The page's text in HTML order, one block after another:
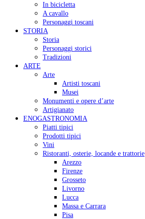
In bicicletta
A cavallo
Personaggi toscani
STORIA
Storia
Personaggi storici
Tradizioni
ARTE
Arte
Artisti toscani
Musei
Monumenti e opere d’arte
Artigianato
ENOGASTRONOMIA
Piatti tipici
Prodotti tipici
Vini
Ristoranti, osterie, locande e trattorie
Arezzo
Firenze
Grosseto
Livorno
Lucca
Massa e Carrara
Pisa